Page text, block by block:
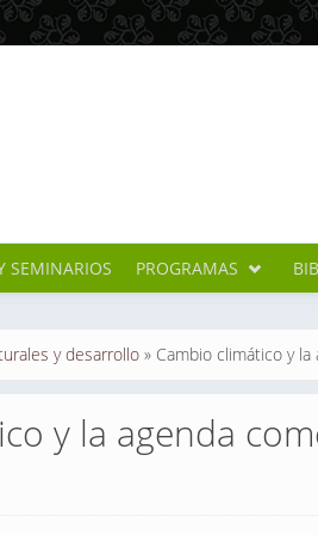
SEMINARIOS PROGRAMAS
y desarrollo » Cambio climático y
y la agenda